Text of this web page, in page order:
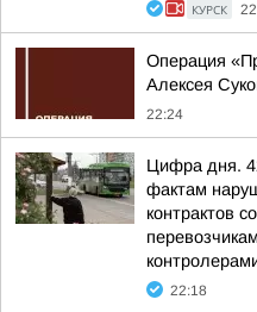
КУРСК
Операция
Алексея
22:24
Цифра дня.
фактам
контрактов
22:18